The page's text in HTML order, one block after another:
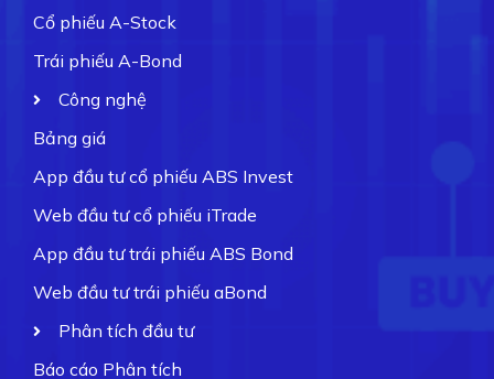
Cổ phiếu A-Stock
Trái phiếu A-Bond
Công nghệ
Bảng giá
App đầu tư cổ phiếu ABS Invest
Web đầu tư cổ phiếu iTrade
App đầu tư trái phiếu ABS Bond
Web đầu tư trái phiếu aBond
Phân tích đầu tư
Báo cáo Phân tích